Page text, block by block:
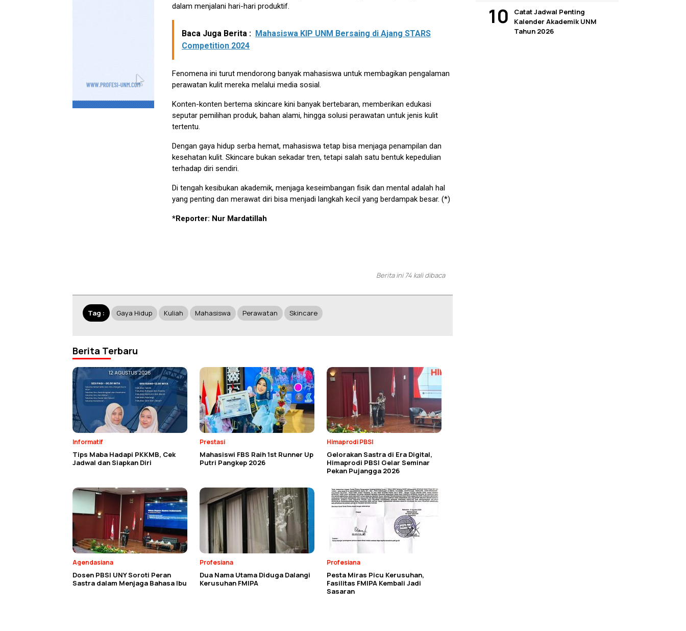
dalam menjalani hari-hari produktif.
Baca Juga Berita : Mahasiswa KIP UNM Bersaing di Ajang STARS
Competition 2024
Fenomena ini turut mendorong banyak mahasiswa untuk membagikan pengalaman
perawatan kulit mereka melalui media sosial.
Konten-konten bertema skincare kini banyak bertebaran, memberikan edukasi
seputar pemilihan produk, bahan alami, hingga solusi perawatan untuk jenis kulit
tertentu.
Dengan gaya hidup serba hemat, mahasiswa tetap bisa menjaga penampilan dan
kesehatan kulit. Skincare bukan sekadar tren, tetapi salah satu bentuk kepedulian
terhadap diri sendiri.
Di tengah kesibukan akademik, menjaga keseimbangan fisik dan mental adalah hal
yang penting dan merawat diri bisa menjadi langkah kecil yang berdampak besar. (*)
*Reporter: Nur Mardatillah
Berita ini 74 kali dibaca
Tag : Gaya Hidup Kuliah Mahasiswa Perawatan Skincare
Berita Terbaru
Informatif
Tips Maba Hadapi PKKMB, Cek
Jadwal dan Siapkan Diri
Prestasi
Mahasiswi FBS Raih 1st Runner Up
Putri Pangkep 2026
Himaprodi PBSI
Gelorakan Sastra di Era Digital,
Himaprodi PBSI Gelar Seminar
Pekan Pujangga 2026
Agendasiana
Dosen PBSI UNY Soroti Peran
Sastra dalam Menjaga Bahasa Ibu
Profesiana
Dua Nama Utama Diduga Dalangi
Kerusuhan FMIPA
Profesiana
Pesta Miras Picu Kerusuhan,
Fasilitas FMIPA Kembali Jadi
Sasaran
Catat Jadwal Penting
Kalender Akademik UNM
Tahun 2026